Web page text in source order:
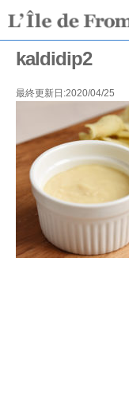
kaldidip2
最終更新日:2020/04/25